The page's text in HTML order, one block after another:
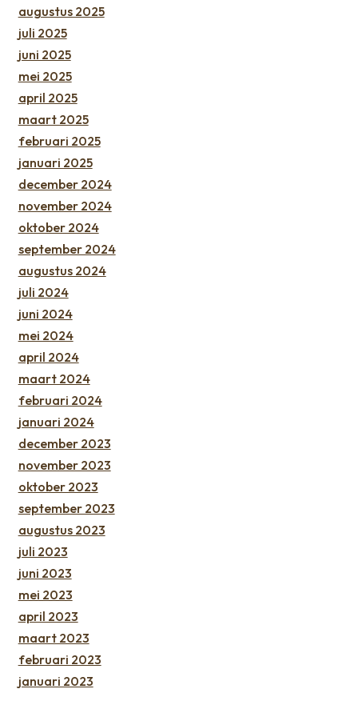
augustus 2025
juli 2025
juni 2025
mei 2025
april 2025
maart 2025
februari 2025
januari 2025
december 2024
november 2024
oktober 2024
september 2024
augustus 2024
juli 2024
juni 2024
mei 2024
april 2024
maart 2024
februari 2024
januari 2024
december 2023
november 2023
oktober 2023
september 2023
augustus 2023
juli 2023
juni 2023
mei 2023
april 2023
maart 2023
februari 2023
januari 2023